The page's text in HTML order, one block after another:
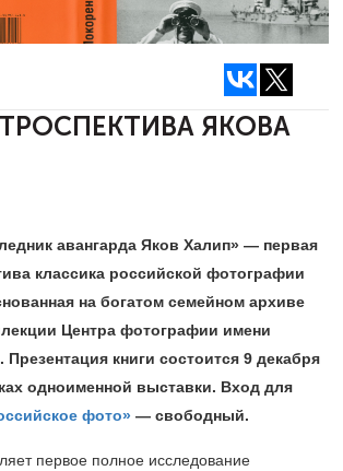
ЯКОВА
авангарда Яков Халип» — первая
классика российской фотографии
на богатом семейном архиве
Центра фотографии имени
книги состоится 9 декабря
одноименной выставки. Вход для
фото» — свободный.
первое полное исследование